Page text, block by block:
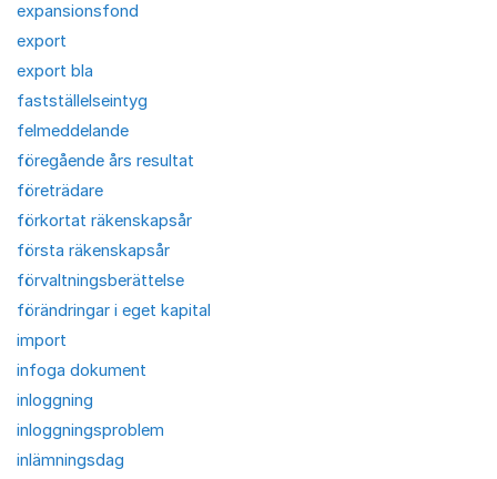
expansionsfond
export
export bla
fastställelseintyg
felmeddelande
föregående års resultat
företrädare
förkortat räkenskapsår
första räkenskapsår
förvaltningsberättelse
förändringar i eget kapital
import
infoga dokument
inloggning
inloggningsproblem
inlämningsdag